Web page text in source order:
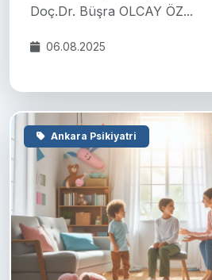
Doç.Dr. Büşra OLCAY ÖZ...
06.08.2025
Ankara Psikiyatri